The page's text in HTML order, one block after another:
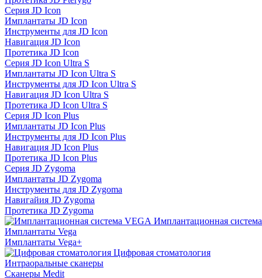
Серия JD Icon
Имплантаты JD Icon
Инструменты для JD Icon
Навигация JD Icon
Протетика JD Icon
Серия JD Icon Ultra S
Имплантаты JD Icon Ultra S
Инструменты для JD Icon Ultra S
Навигация JD Icon Ultra S
Протетика JD Icon Ultra S
Серия JD Icon Plus
Имплантаты JD Icon Plus
Инструменты для JD Icon Plus
Навигация JD Icon Plus
Протетика JD Icon Plus
Серия JD Zygoma
Имплантаты JD Zygoma
Инструменты для JD Zygoma
Навигайия JD Zygoma
Протетика JD Zygoma
Имплантационная
Имплантаты Vega
Имплантаты Vega+
Цифровая стоматология
Интраоральные сканеры
Сканеры Medit